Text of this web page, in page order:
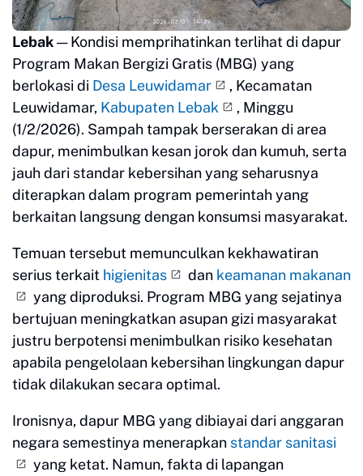
Lebak— Kondisi memprihatinkan terlihat di dapur
Program Makan Bergizi Gratis (MBG) yang
berlokasi di Desa Leuwidamar
, Kecamatan
Leuwidamar, Kabupaten Lebak
, Minggu
(1/2/2026). Sampah tampak berserakan di area
dapur, menimbulkan kesan jorok dan kumuh, serta
jauh dari standar kebersihan yang seharusnya
diterapkan dalam program pemerintah yang
berkaitan langsung dengan konsumsi masyarakat.
Temuan tersebut memunculkan kekhawatiran
serius terkait higienitas dan keamanan makanan
yang diproduksi. Program MBG yang sejatinya
bertujuan meningkatkan asupan gizi masyarakat
justru berpotensi menimbulkan risiko kesehatan
apabila pengelolaan kebersihan lingkungan dapur
tidak dilakukan secara optimal.
Ironisnya, dapur MBG yang dibiayai dari anggaran
negara semestinya menerapkan standar sanitasi
yang ketat. Namun, fakta di lapangan